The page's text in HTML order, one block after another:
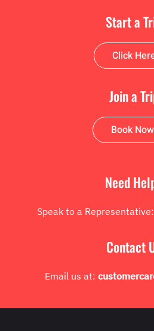
Start a
Click
Join a
Book
Need
Speak to a Representative:
Contact
Email us at: